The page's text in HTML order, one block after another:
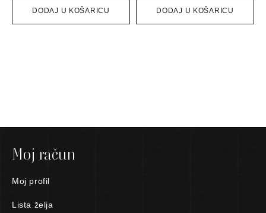
DODAJ U KOŠARICU DODAJ U KOŠARICU
Moj račun
Moj profil
Lista želja